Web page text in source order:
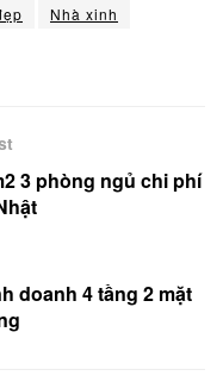
Nhà xinh
3 phòng ngủ chi phí
doanh 4 tầng 2 mặt